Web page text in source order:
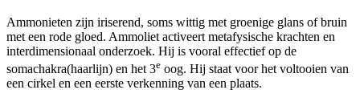
Ammonieten zijn iriserend, soms wittig met groenige glans of bruin
met een rode gloed. Ammoliet activeert metafysische krachten en
interdimensionaal onderzoek. Hij is vooral effectief op de
somachakra(haarlijn) en het 3e oog. Hij staat voor het voltooien van
een cirkel en een eerste verkenning van een plaats.